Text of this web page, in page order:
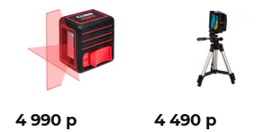
4 990 p 4 490 p